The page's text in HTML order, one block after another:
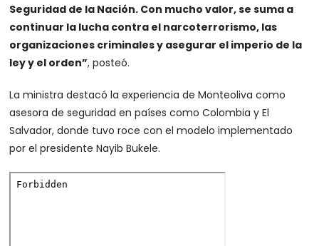
Seguridad de la Nación. Con mucho valor, se suma a
continuar la lucha contra el narcoterrorismo, las
organizaciones criminales y asegurar el imperio de la
ley y el orden”, posteó.
La ministra destacó la experiencia de Monteoliva como
asesora de seguridad en países como Colombia y El
Salvador, donde tuvo roce con el modelo implementado
por el presidente Nayib Bukele.